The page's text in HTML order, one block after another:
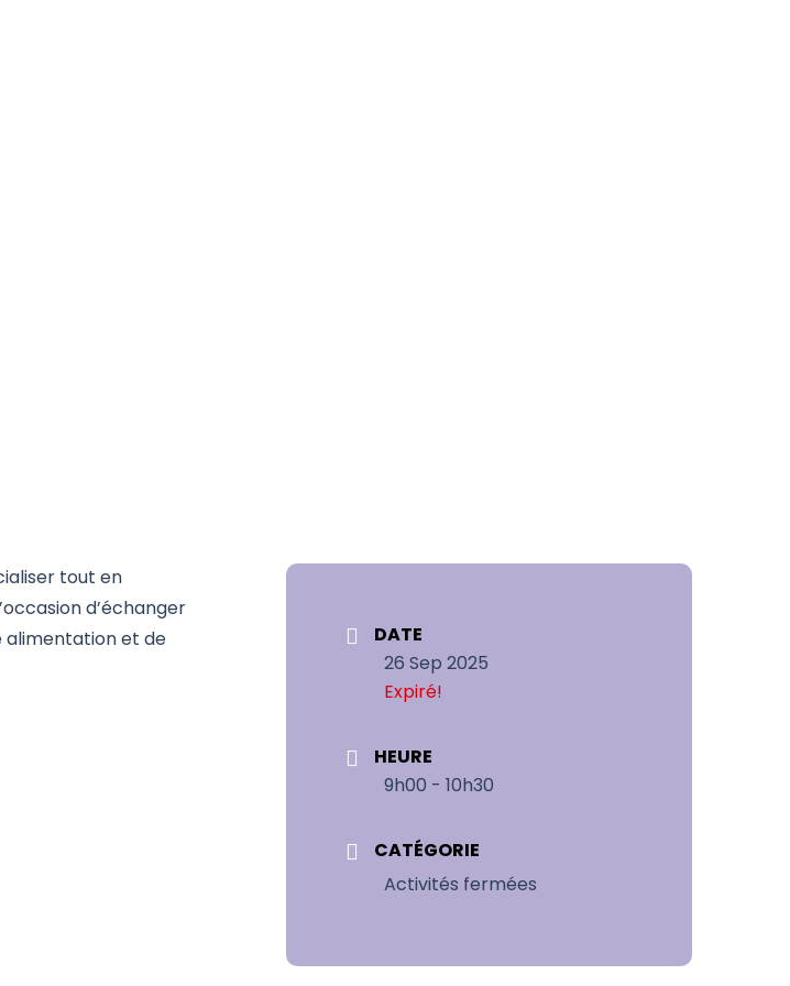
tout en
d’échanger
alimentation et de
DATE
26 Sep 2025
Expiré!
HEURE
9h00 - 10h30
CATÉGORIE
Activités fermées